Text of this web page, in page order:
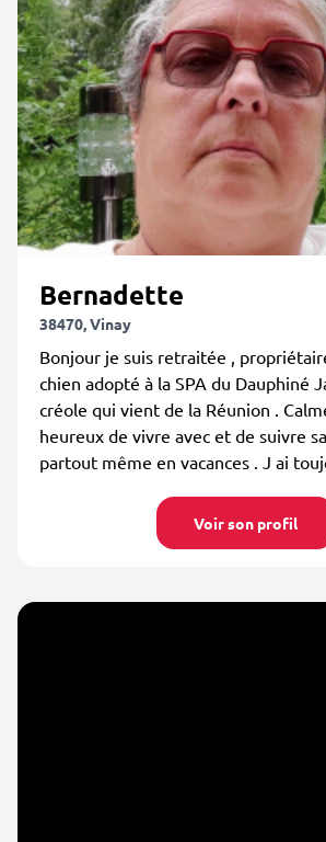
Bernadette
38470, Vinay
Bonjour je suis retraitée ,
chien adopté à la SPA du Dauphiné
créole qui vient de la Réunion .
heureux de vivre avec et de suivre
partout même en vacances . J ai
Voir son profil